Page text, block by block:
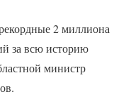
2 миллиона
за всю историю
министр